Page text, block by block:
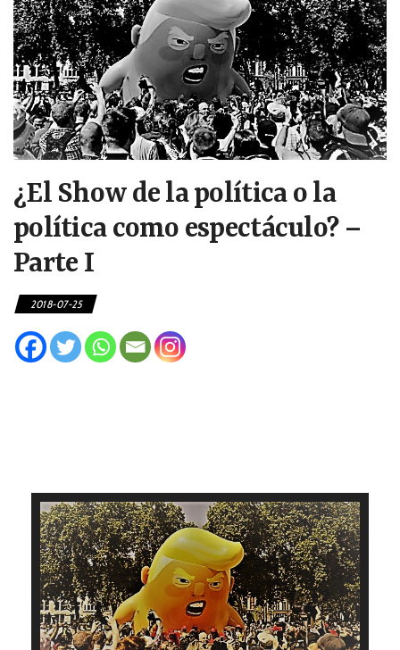
¿El Show de la política o la
política como espectáculo? –
Parte I
2018-07-25